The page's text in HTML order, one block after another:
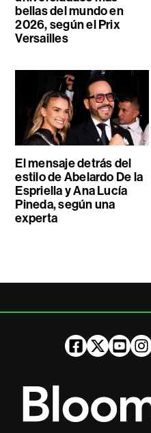
bellas del mundo en
2026, según el Prix
Versailles
El mensaje detrás del
estilo de Abelardo De la
Espriella y Ana Lucía
Pineda, según una
experta